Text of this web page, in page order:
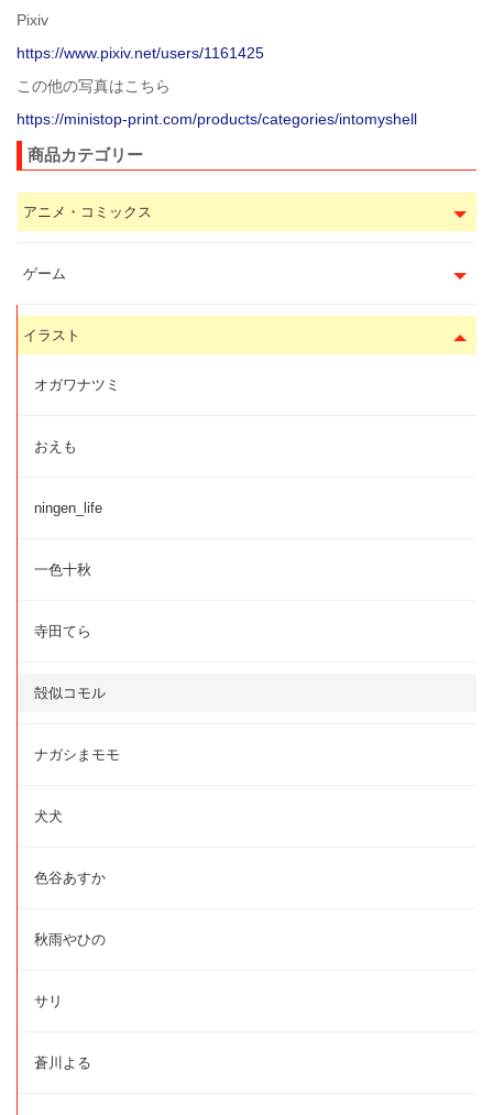
Pixiv
https://www.pixiv.net/users/1161425
この他の写真はこちら
https://ministop-print.com/products/categories/intomyshell
商品カテゴリー
アニメ・コミックス
ゲーム
イラスト
オガワナツミ
おえも
ningen_life
一色十秋
寺田てら
殻似コモル
ナガシまモモ
犬犬
色谷あすか
秋雨やひの
サリ
蒼川よる